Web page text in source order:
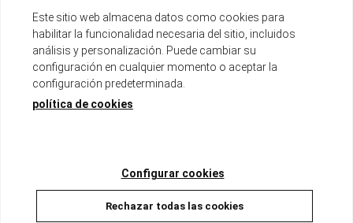
SHAMAN KING 11
Disponible
14,00 €
Este sitio web almacena datos como cookies para
habilitar la funcionalidad necesaria del sitio, incluidos
análisis y personalización. Puede cambiar su
configuración en cualquier momento o aceptar la
configuración predeterminada.
política de cookies
Configurar cookies
Rechazar todas las cookies